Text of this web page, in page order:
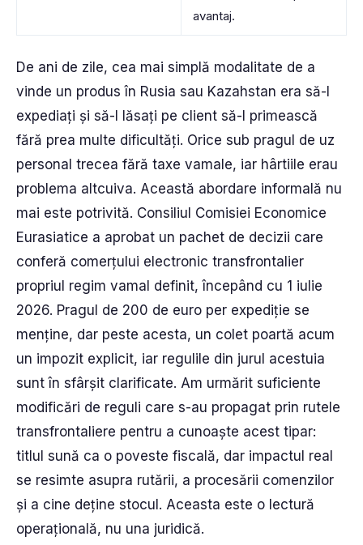
avantaj.
De ani de zile, cea mai simplă modalitate de a
vinde un produs în Rusia sau Kazahstan era să-l
expediați și să-l lăsați pe client să-l primească
fără prea multe dificultăți. Orice sub pragul de uz
personal trecea fără taxe vamale, iar hârtiile erau
problema altcuiva. Această abordare informală nu
mai este potrivită. Consiliul Comisiei Economice
Eurasiatice a aprobat un pachet de decizii care
conferă comerțului electronic transfrontalier
propriul regim vamal definit, începând cu 1 iulie
2026. Pragul de 200 de euro per expediție se
menține, dar peste acesta, un colet poartă acum
un impozit explicit, iar regulile din jurul acestuia
sunt în sfârșit clarificate. Am urmărit suficiente
modificări de reguli care s-au propagat prin rutele
transfrontaliere pentru a cunoaște acest tipar:
titlul sună ca o poveste fiscală, dar impactul real
se resimte asupra rutării, a procesării comenzilor
și a cine deține stocul. Aceasta este o lectură
operațională, nu una juridică.